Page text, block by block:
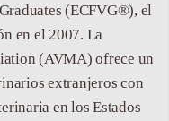
(ECFVG®), el
en el 2007. La
(AVMA) ofrece un
extranjeros con
en los Estados